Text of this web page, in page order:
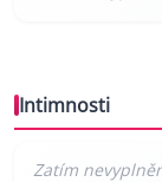
Intimnosti